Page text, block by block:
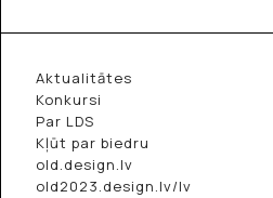
Aktualitātes
Konkursi
Par LDS
Kļūt par biedru
old.design.lv
old2023.design.lv/lv